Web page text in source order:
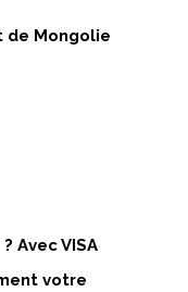
de Mongolie
? Avec VISA
votre